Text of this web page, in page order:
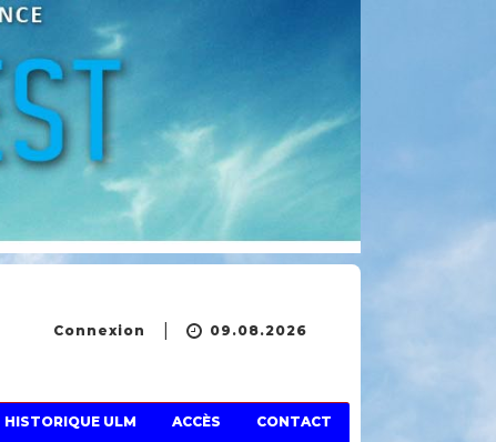
Connexion 09.08.2026
HISTORIQUE ULM ACCÈS CONTACT